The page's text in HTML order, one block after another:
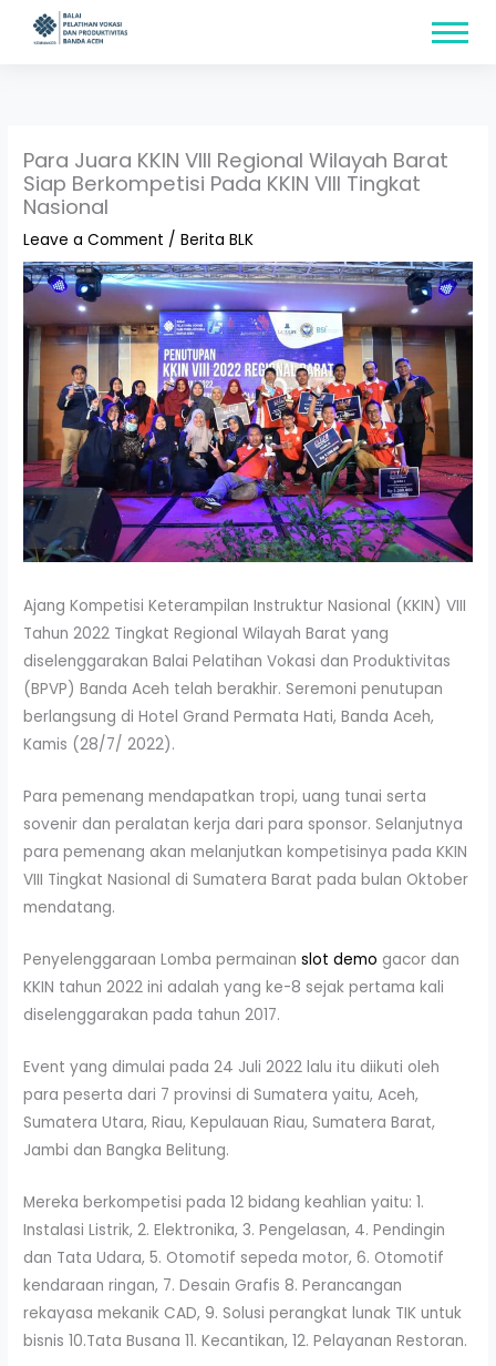
content
Para Juara KKIN VIII Regional Wilayah Barat
Siap Berkompetisi Pada KKIN VIII Tingkat
Nasional
Leave a Comment /Berita BLK
Ajang Kompetisi Keterampilan Instruktur Nasional (KKIN) VIII
Tahun 2022 Tingkat Regional Wilayah Barat yang
diselenggarakan Balai Pelatihan Vokasi dan Produktivitas
(BPVP) Banda Aceh telah berakhir. Seremoni penutupan
berlangsung di Hotel Grand Permata Hati, Banda Aceh,
Kamis (28/7/ 2022).
Para pemenang mendapatkan tropi, uang tunai serta
sovenir dan peralatan kerja dari para sponsor. Selanjutnya
para pemenang akan melanjutkan kompetisinya pada KKIN
VIII Tingkat Nasional di Sumatera Barat pada bulan Oktober
mendatang.
Penyelenggaraan Lomba permainanslot demo gacor dan
KKIN tahun 2022 ini adalah yang ke-8 sejak pertama kali
diselenggarakan pada tahun 2017.
Event yang dimulai pada 24 Juli 2022 lalu itu diikuti oleh
para peserta dari 7 provinsi di Sumatera yaitu, Aceh,
Sumatera Utara, Riau, Kepulauan Riau, Sumatera Barat,
Jambi dan Bangka Belitung.
Mereka berkompetisi pada 12 bidang keahlian yaitu: 1.
Instalasi Listrik, 2. Elektronika, 3. Pengelasan, 4. Pendingin
dan Tata Udara, 5. Otomotif sepeda motor, 6. Otomotif
kendaraan ringan, 7. Desain Grafis 8. Perancangan
rekayasa mekanik CAD, 9. Solusi perangkat lunak TIK untuk
bisnis 10.Tata Busana 11. Kecantikan, 12. Pelayanan Restoran.